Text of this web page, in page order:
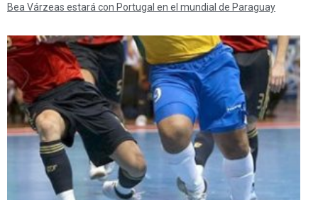
Bea Várzeas estará con Portugal en el mundial de Paraguay